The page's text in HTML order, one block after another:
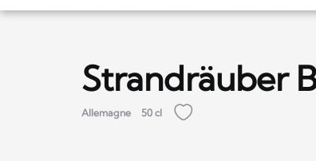
Strandräuber
Allemagne 50 cl